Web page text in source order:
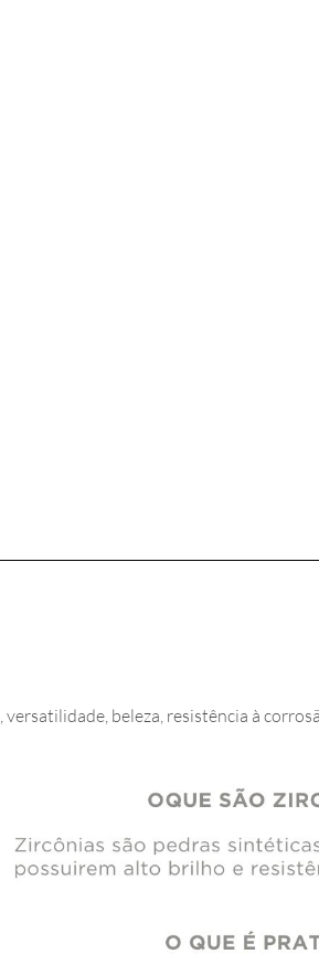
beleza, resistência à